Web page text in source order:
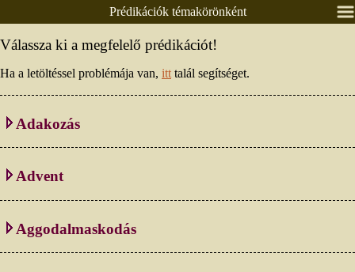
Nyitólap
Prédikációk témakörönként
Válassza ki a megfelelő prédikációt!
Ha a letöltéssel problémája van, itt talál segítséget.
Adakozás
Advent
Aggodalmaskodás